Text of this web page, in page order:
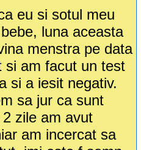
eu si sotul meu
luna aceasta
menstra pe data
si am facut un test
si a iesit negativ.
sa jur ca sunt
zile am avut
am incercat sa